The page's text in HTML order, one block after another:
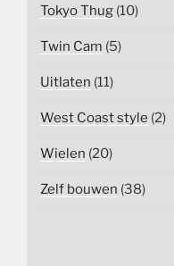
Tokyo Thug (10)
Twin Cam (5)
Uitlaten (11)
West Coast style (2)
Wielen (20)
Zelf bouwen (38)